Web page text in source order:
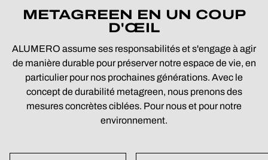
METAGREEN EN UN COUP
D'ŒIL
ALUMERO assume ses responsabilités et s'engage à agir
de manière durable pour préserver notre espace de vie, en
particulier pour nos prochaines générations. Avec le
concept de durabilité metagreen, nous prenons des
mesures concrètes ciblées. Pour nous et pour notre
environnement.